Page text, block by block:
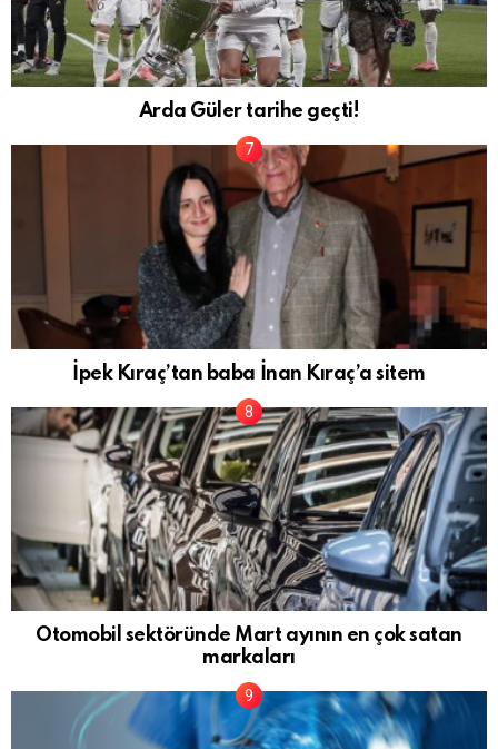
Arda Güler tarihe geçti!
İpek Kıraç’tan baba İnan Kıraç’a sitem
Otomobil sektöründe Mart ayının en çok satan
markaları